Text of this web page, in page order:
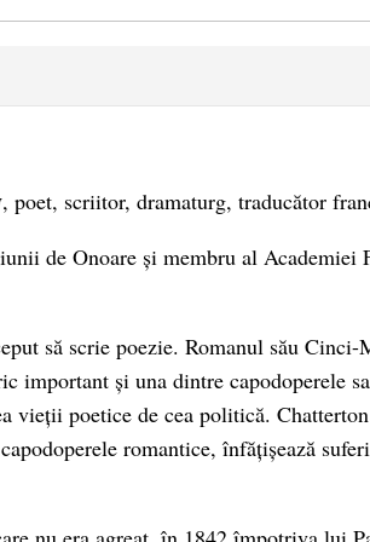
, poet, scriitor, dramaturg, traducător
de Onoare și membru al Academiei
să scrie poezie. Romanul său
important și una dintre capodoperele
vieții poetice de cea politică.
romantice, înfățișează